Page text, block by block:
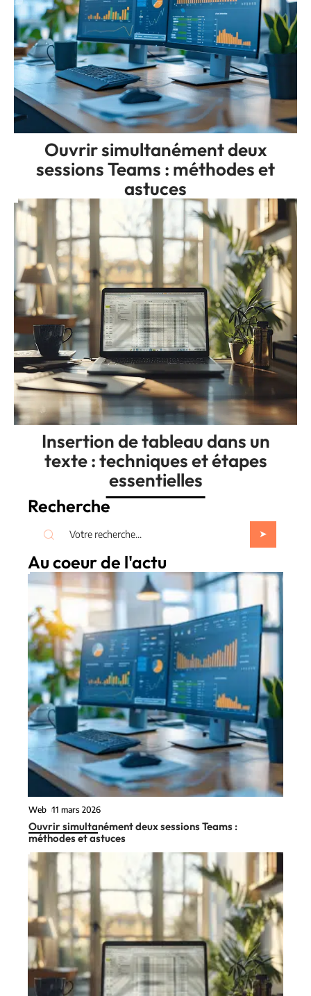
Ouvrir simultanément deux
sessions Teams : méthodes et
astuces
Insertion de tableau dans un
texte : techniques et étapes
essentielles
Recherche
Au coeur de l'actu
Web 11 mars 2026
Ouvrir simultanément deux sessions Teams :
méthodes et astuces